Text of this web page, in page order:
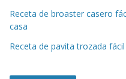
Receta de broaster casero
casa
Receta de pavita trozada